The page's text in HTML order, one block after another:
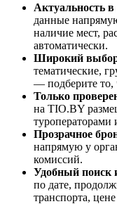
Актуальность
данные
наличие мест,
автоматически.
Широкий
тематические,
— подберите то,
Только
на TIO.BY
Прозрачное
напрямую у
комиссий.
Удобный поиск
по дате,
транспорта,